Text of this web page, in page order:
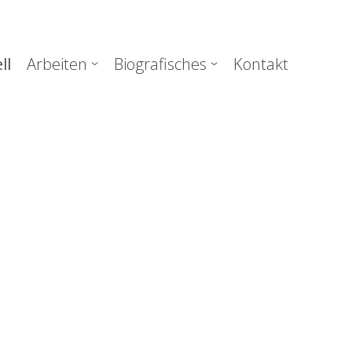
Arbeiten Biografisches Kontakt